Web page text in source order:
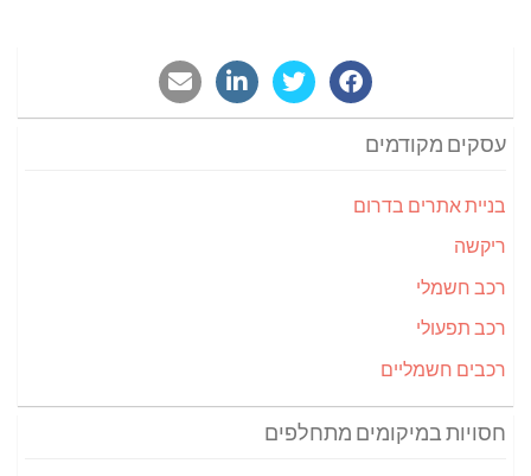
עסקים מקודמים
בניית אתרים בדרום
ריקשה
רכב חשמלי
רכב תפעולי
רכבים חשמליים
חסויות במיקומים מתחלפים